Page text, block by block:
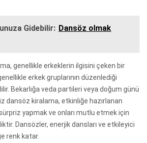
Gidebilir: Dansöz olmak
genellikle erkeklerin ilgisini çeken bir
erkek gruplarının düzenlediği
Bekarlığa veda partileri veya doğum günü
dansöz kiralama, etkinliğe hazırlanan
yapmak ve onları mutlu etmek için
Dansözler, enerjik dansları ve etkileyici
renk katar.